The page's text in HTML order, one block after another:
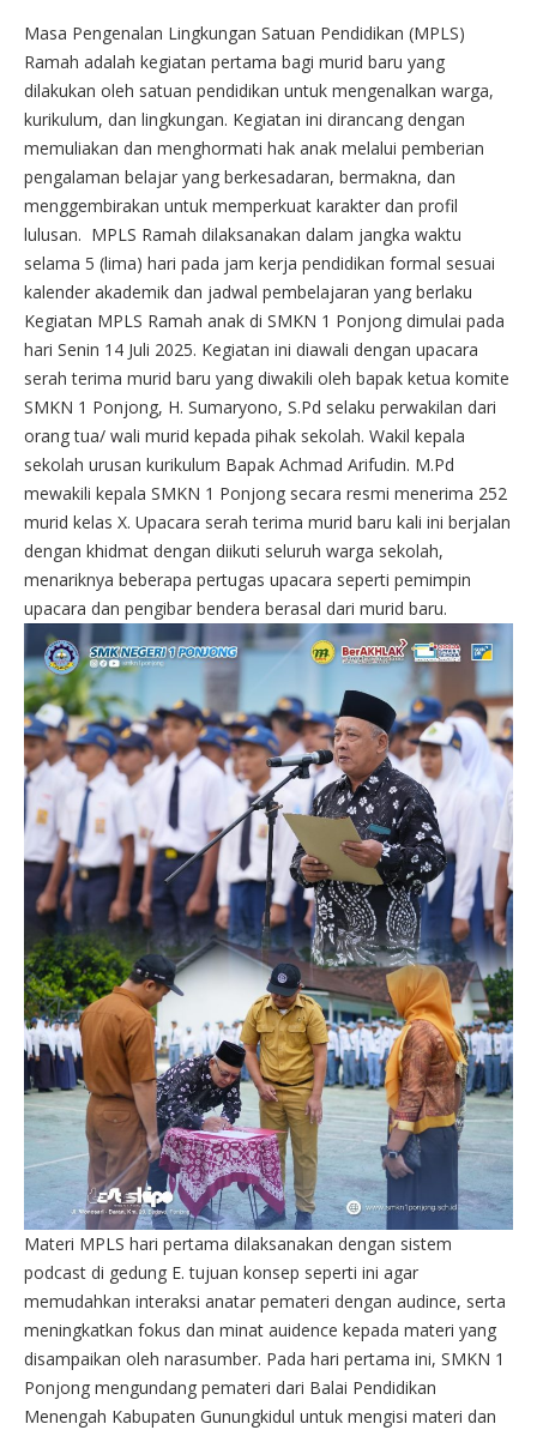
Masa Pengenalan Lingkungan Satuan Pendidikan (MPLS)
Ramah adalah kegiatan pertama bagi murid baru yang
dilakukan oleh satuan pendidikan untuk mengenalkan warga,
kurikulum, dan lingkungan. Kegiatan ini dirancang dengan
memuliakan dan menghormati hak anak melalui pemberian
pengalaman belajar yang berkesadaran, bermakna, dan
menggembirakan untuk memperkuat karakter dan profil
lulusan. MPLS Ramah dilaksanakan dalam jangka waktu
selama 5 (lima) hari pada jam kerja pendidikan formal sesuai
kalender akademik dan jadwal pembelajaran yang berlaku
Kegiatan MPLS Ramah anak di SMKN 1 Ponjong dimulai pada
hari Senin 14 Juli 2025. Kegiatan ini diawali dengan upacara
serah terima murid baru yang diwakili oleh bapak ketua komite
SMKN 1 Ponjong, H. Sumaryono, S.Pd selaku perwakilan dari
orang tua/ wali murid kepada pihak sekolah. Wakil kepala
sekolah urusan kurikulum Bapak Achmad Arifudin. M.Pd
mewakili kepala SMKN 1 Ponjong secara resmi menerima 252
murid kelas X. Upacara serah terima murid baru kali ini berjalan
dengan khidmat dengan diikuti seluruh warga sekolah,
menariknya beberapa pertugas upacara seperti pemimpin
upacara dan pengibar bendera berasal dari murid baru.
Materi MPLS hari pertama dilaksanakan dengan sistem
podcast di gedung E. tujuan konsep seperti ini agar
memudahkan interaksi anatar pemateri dengan audince, serta
meningkatkan fokus dan minat auidence kepada materi yang
disampaikan oleh narasumber. Pada hari pertama ini, SMKN 1
Ponjong mengundang pemateri dari Balai Pendidikan
Menengah Kabupaten Gunungkidul untuk mengisi materi dan